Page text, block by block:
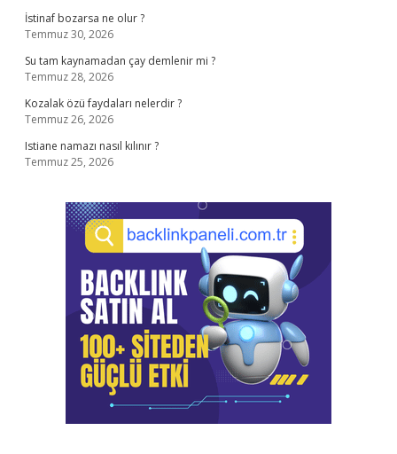
İstinaf bozarsa ne olur ?
Temmuz 30, 2026
Su tam kaynamadan çay demlenir mi ?
Temmuz 28, 2026
Kozalak özü faydaları nelerdir ?
Temmuz 26, 2026
Istiane namazı nasıl kılınır ?
Temmuz 25, 2026